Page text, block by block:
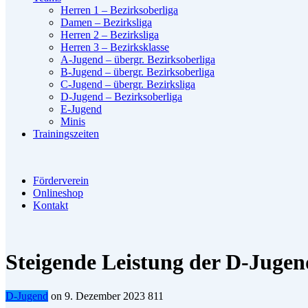
Herren 1 – Bezirksoberliga
Damen – Bezirksliga
Herren 2 – Bezirksliga
Herren 3 – Bezirksklasse
A-Jugend – übergr. Bezirksoberliga
B-Jugend – übergr. Bezirksoberliga
C-Jugend – übergr. Bezirksliga
D-Jugend – Bezirksoberliga
E-Jugend
Minis
Trainingszeiten
Förderverein
Onlineshop
Kontakt
Steigende Leistung der D-
D-Jugend on 9. Dezember 2023 811